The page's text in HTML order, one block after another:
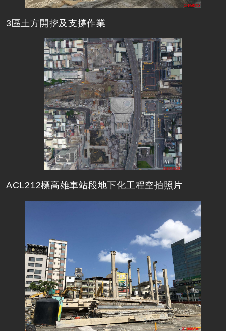
3區土方開挖及支撐作業
ACL212標高雄車站段地下化工程空拍照片